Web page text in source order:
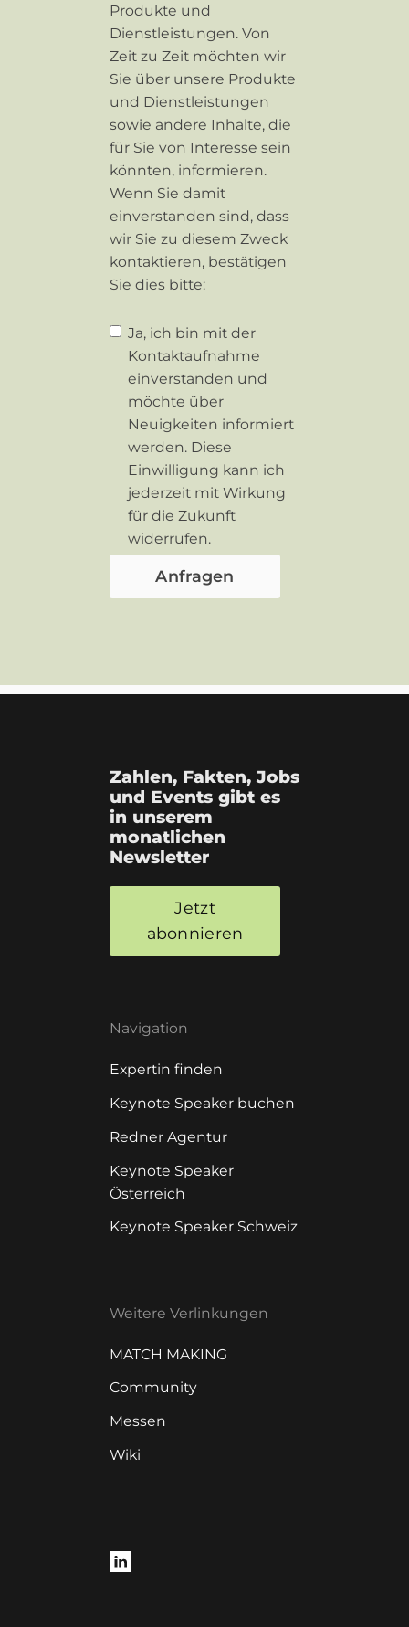
Produkte und
Dienstleistungen. Von
Zeit zu Zeit möchten wir
Sie über unsere Produkte
und Dienstleistungen
sowie andere Inhalte, die
für Sie von Interesse sein
könnten, informieren.
Wenn Sie damit
einverstanden sind, dass
wir Sie zu diesem Zweck
kontaktieren, bestätigen
Sie dies bitte:
Ja, ich bin mit der
Kontaktaufnahme
einverstanden und
möchte über
Neuigkeiten informiert
werden. Diese
Einwilligung kann ich
jederzeit mit Wirkung
für die Zukunft
widerrufen.
Zahlen, Fakten, Jobs
und Events gibt es
in unserem
monatlichen
Newsletter
Jetzt
abonnieren
Navigation
Expertin finden
Keynote Speaker buchen
Redner Agentur
Keynote Speaker
Österreich
Keynote Speaker Schweiz
Weitere Verlinkungen
MATCH MAKING
Community
Messen
Wiki